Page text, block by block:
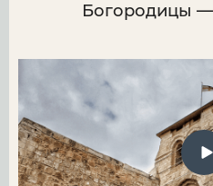
Богородицы